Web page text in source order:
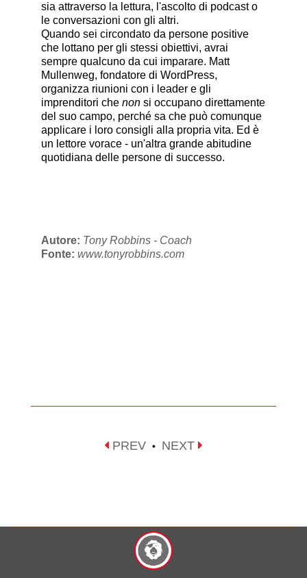
sia attraverso la lettura, l'ascolto di podcast o
le conversazioni con gli altri.
Quando sei circondato da persone positive
che lottano per gli stessi obiettivi, avrai
sempre qualcuno da cui imparare. Matt
Mullenweg, fondatore di WordPress,
organizza riunioni con i leader e gli
imprenditori che nonsi occupano direttamente
del suo campo, perché sa che può comunque
applicare i loro consigli alla propria vita. Ed è
un lettore vorace - un'altra grande abitudine
quotidiana delle persone di successo.
Autore: Tony Robbins - Coach
Fonte: www.tonyrobbins.com
PREV • NEXT